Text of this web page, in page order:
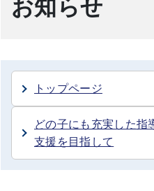
お知らせ
トップページ
どの子にも充実した指
支援を目指して